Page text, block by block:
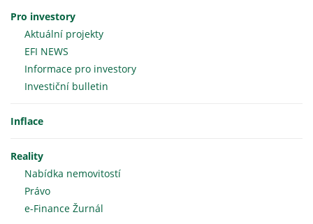
Pro investory
Aktuální projekty
EFI NEWS
Informace pro investory
Investiční bulletin
Inflace
Reality
Nabídka nemovitostí
Právo
e-Finance Žurnál